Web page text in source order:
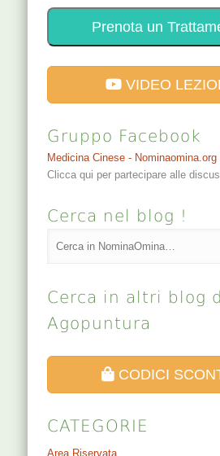
Prenota un
VIDEO
Gruppo Facebook
Medicina Cinese - Nominaomina.org
Clicca qui per partecipare alle
Cerca nel blog !
Cerca in altri blog
Agopuntura
CODICI
CATEGORIE
Area Riservata